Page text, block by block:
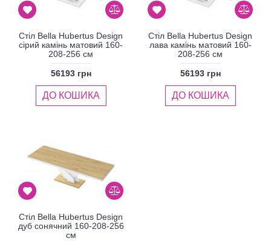
Стіл Bella Hubertus Design
сірий камінь матовий 160-
208-256 см
56193 грн
ДО КОШИКА
Стіл Bella Hubertus Design
лава камінь матовий 160-
208-256 см
56193 грн
ДО КОШИКА
Стіл Bella Hubertus Design
дуб сонячний 160-208-256
см